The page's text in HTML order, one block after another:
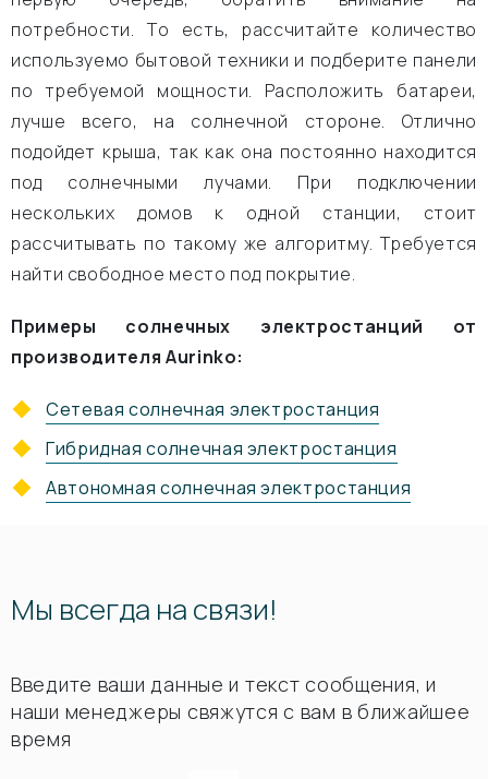
потребности. То есть, рассчитайте количество
используемо бытовой техники и подберите панели
по требуемой мощности. Расположить батареи,
лучше всего, на солнечной стороне. Отлично
подойдет крыша, так как она постоянно находится
под солнечными лучами. При подключении
нескольких домов к одной станции, стоит
рассчитывать по такому же алгоритму. Требуется
найти свободное место под покрытие.
Примеры солнечных электростанций от
производителя Aurinko:
Сетевая солнечная электростанция
Гибридная солнечная электростанция
Автономная солнечная электростанция
Мы всегда на связи!
Введите ваши данные и текст сообщения, и
наши менеджеры свяжутся с вам в ближайшее
время